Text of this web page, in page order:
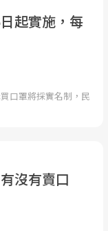
起實施，每
口罩將採實名制，民
沒有賣口